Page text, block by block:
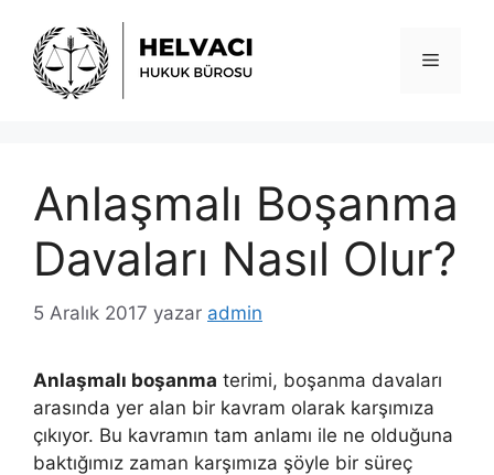
Menü
Anlaşmalı Boşanma
Davaları Nasıl Olur?
5 Aralık 2017 yazar admin
Anlaşmalı boşanma terimi, boşanma davaları
arasında yer alan bir kavram olarak karşımıza
çıkıyor. Bu kavramın tam anlamı ile ne olduğuna
baktığımız zaman karşımıza şöyle bir süreç